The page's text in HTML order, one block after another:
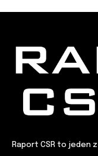
Raport CSR to jeden